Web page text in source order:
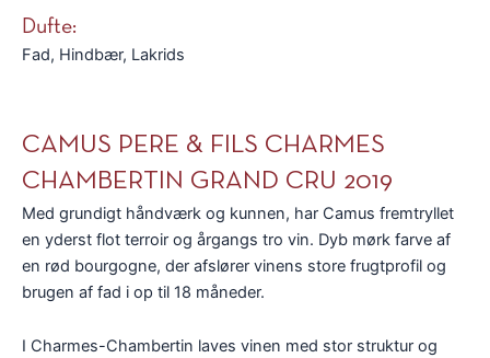
Dufte:
Fad, Hindbær, Lakrids
CAMUS PERE & FILS CHARMES
CHAMBERTIN GRAND CRU 2019
Med grundigt håndværk og kunnen, har Camus fremtryllet
en yderst flot terroir og årgangs tro vin. Dyb mørk farve af
en rød bourgogne, der afslører vinens store frugtprofil og
brugen af fad i op til 18 måneder.
I Charmes-Chambertin laves vinen med stor struktur og